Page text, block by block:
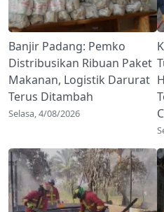
Banjir Padang: Pemko
Distribusikan Ribuan Paket
Makanan, Logistik Darurat
Terus Ditambah
Selasa, 4/08/2026